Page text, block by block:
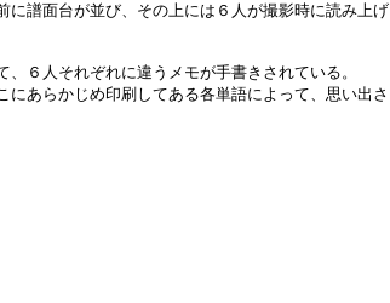
に譜面台が並び、その上には６人が撮影時に読み上げ
６人それぞれに違うメモが手書きされている。
にあらかじめ印刷してある各単語によって、思い出さ